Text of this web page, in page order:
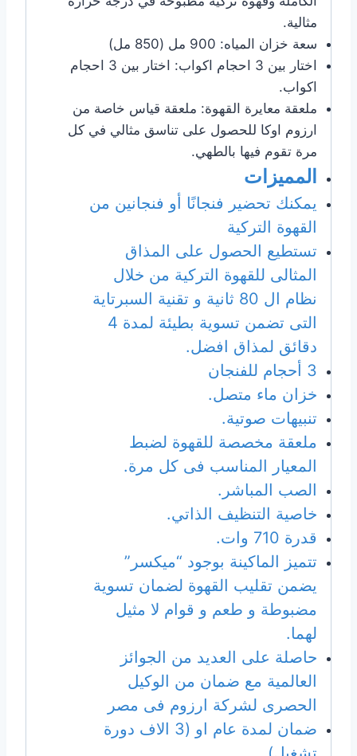
مثالية.
سعة خزان المياه: 900 مل (850 مل)
اختار بين 3 احجام اكواب: اختار بين 3 احجام
اكواب.
ملعقة معايرة القهوة: ملعقة قياس خاصة من
ارزوم اوكا للحصول على تناسق مثالي في كل
مرة تقوم فيها بالطهي.
المميزات
يمكنك تحضير فنجانًا أو فنجانين من
القهوة التركية
تستطيع الحصول على المذاق
المثالى للقهوة التركية من خلال
نظام ال 80 ثانية و تقنية السبرتاية
التى تضمن تسوية بطيئة لمدة 4
دقائق لمذاق افضل.
3 أحجام للفنجان
خزان ماء متصل.
تنبيهات صوتية.
ملعقة مخصصة للقهوة لضبط
المعيار المناسب فى كل مرة.
الصب المباشر.
خاصية التنظيف الذاتي.
قدرة 710 وات.
تتميز الماكينة بوجود “ميكسر”
يضمن تقليب القهوة لضمان تسوية
مضبوطة و طعم و قوام لا مثيل
لهما.
حاصلة على العديد من الجوائز
العالمية مع ضمان من الوكيل
الحصرى لشركة ارزوم فى مصر
ضمان لمدة عام او (3 الاف دورة